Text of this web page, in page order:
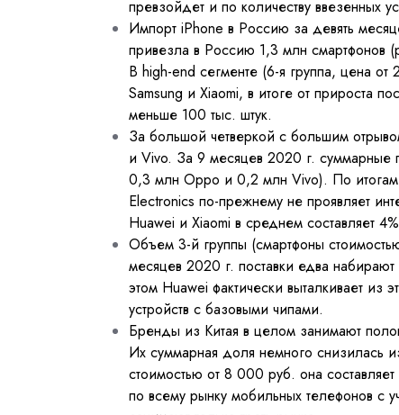
превзойдет и по количеству ввезенных
Импорт iPhone в Россию за девять
привезла в Россию 1,3 млн смартфонов
В high-end сегменте (6-я группа, цена
Samsung и Xiaomi, в итоге от прироста
меньше 100 тыс. штук.
За большой четверкой с большим
и Vivo. За 9 месяцев 2020 г. суммарные
0,3 млн Oppo и 0,2 млн Vivo). По
Electronics по-прежнему не проявляет
Huawei и Xiaomi в среднем составляет
Объем 3-й группы (смартфоны
месяцев 2020 г. поставки едва
этом Huawei фактически выталкивает
устройств с базовыми чипами.
Бренды из Китая в целом занимают
Их суммарная доля немного снизилась
стоимостью от 8 000 руб. она
по всему рынку мобильных телефонов с